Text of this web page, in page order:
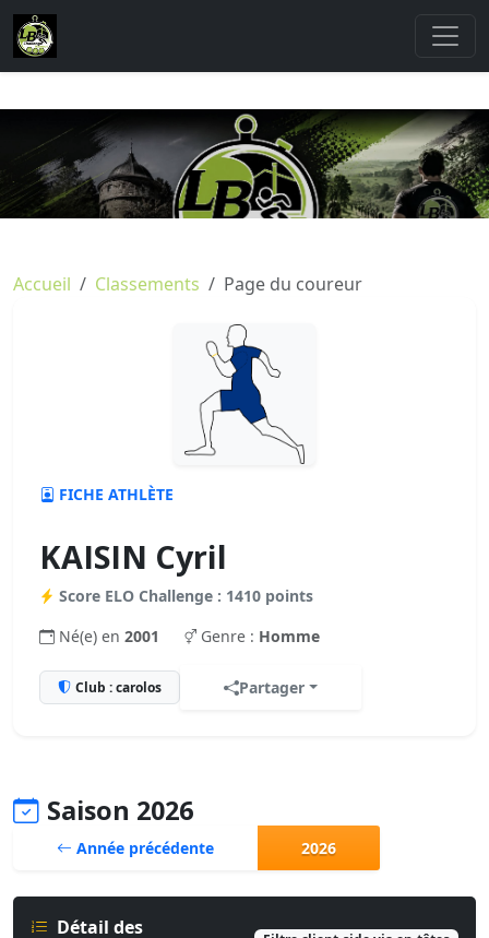
Accueil Classements Page du coureur
FICHE ATHLÈTE
KAISIN Cyril
Score ELO Challenge : 1410 points
Né(e) en 2001 Genre : Homme
Club : carolos Partager
Saison 2026
Année précédente 2026
Détail des